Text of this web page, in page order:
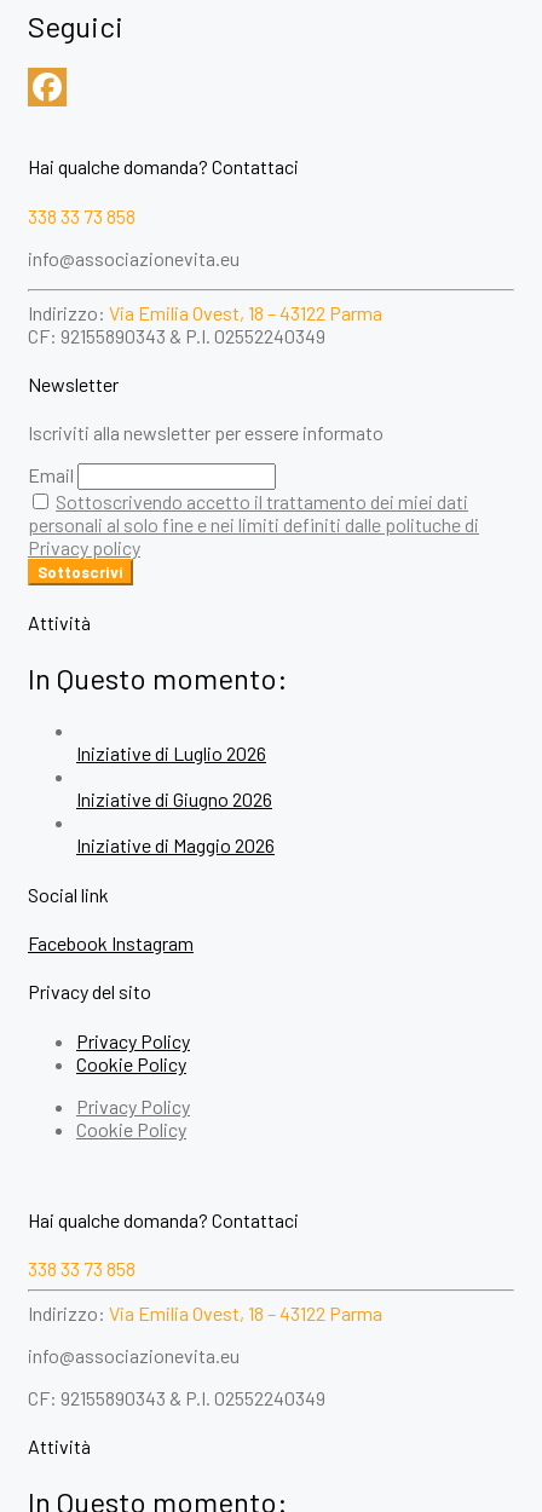
Seguici
Hai qualche domanda? Contattaci
338 33 73 858
info@associazionevita.eu
Indirizzo: Via Emilia Ovest, 18 – 43122 Parma
CF: 92155890343 & P.I. 02552240349
Newsletter
Iscriviti alla newsletter per essere informato
Email
Sottoscrivendo accetto il trattamento dei miei dati
personali al solo fine e nei limiti definiti dalle polituche di
Privacy policy
Attività
In Questo momento:
Iniziative di Luglio 2026
Iniziative di Giugno 2026
Iniziative di Maggio 2026
Social link
Facebook Instagram
Privacy del sito
Privacy Policy
Cookie Policy
Privacy Policy
Cookie Policy
Hai qualche domanda? Contattaci
338 33 73 858
Indirizzo: Via Emilia Ovest, 18 – 43122 Parma
info@associazionevita.eu
CF: 92155890343 & P.I. 02552240349
Attività
In Questo momento: